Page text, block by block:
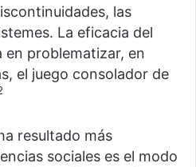
las
La eficacia del
problematizar, en
el juego consolador de
resultado más
sociales es el modo